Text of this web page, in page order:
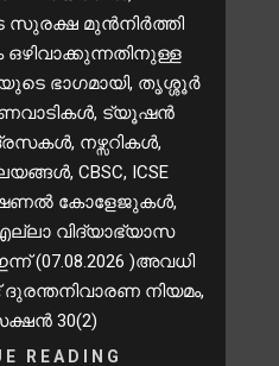
സുരക്ഷ മുൻനിർത്തി
ഭാഗമായി, തൃശ്ശൂർ
ട്യൂഷൻ
നഴ്സറികള്‍,
CBSC, ICSE
കോളേജുകള്‍,
വിദ്യാഭ്യാസ
(07.08.2026 )അവധി
നിയമം,
30(2)
READING